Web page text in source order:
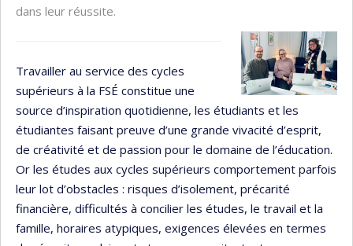
dans leur réussite.
Travailler au service des cycles
supérieurs à la FSÉ constitue une
source d’inspiration quotidienne, les étudiants et les
étudiantes faisant preuve d’une grande vivacité d’esprit,
de créativité et de passion pour le domaine de l’éducation.
Or les études aux cycles supérieurs comportement parfois
leur lot d’obstacles : risques d’isolement, précarité
financière, difficultés à concilier les études, le travail et la
famille, horaires atypiques, exigences élevées en termes